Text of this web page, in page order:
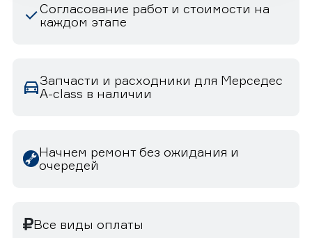
Согласование работ и стоимости на
каждом этапе
Запчасти и расходники для Мерседес
A-class в наличии
Начнем ремонт без ожидания и
очередей
Все виды оплаты